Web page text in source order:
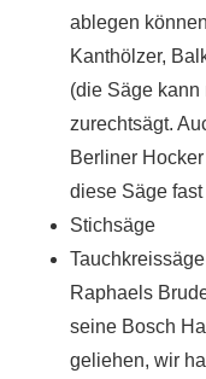
ablegen
Kanthölzer,
(die Säge kann
zurechtsägt.
Berliner
diese Säge
Stichsäge
Raphaels
seine Bosch
geliehen, wir